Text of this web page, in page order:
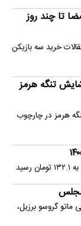
تا چند روز
خرید سه بازیکن
تنگه هرمز
هرمز در چارچوب
مجلس
گروسو برزیل،